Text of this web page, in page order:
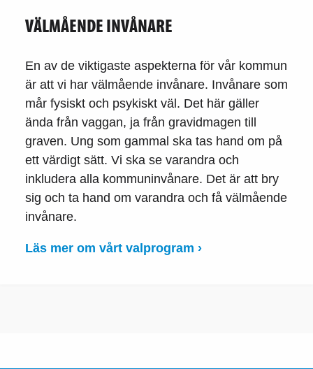
VÄLMÅENDE INVÅNARE
En av de viktigaste aspekterna för vår kommun
är att vi har välmående invånare. Invånare som
mår fysiskt och psykiskt väl. Det här gäller
ända från vaggan, ja från gravidmagen till
graven. Ung som gammal ska tas hand om på
ett värdigt sätt. Vi ska se varandra och
inkludera alla kommuninvånare. Det är att bry
sig och ta hand om varandra och få välmående
invånare.
Läs mer om vårt valprogram ›